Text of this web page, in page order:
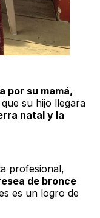
por su mamá,
su hijo llegara
natal y la
profesional,
de bronce
es un logro de